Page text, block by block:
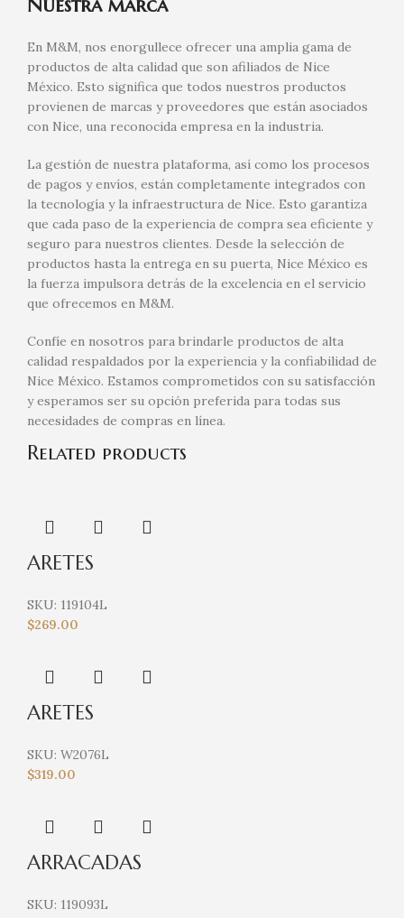
En M&M, nos enorgullece ofrecer una amplia gama de
productos de alta calidad que son afiliados de Nice
México. Esto significa que todos nuestros productos
provienen de marcas y proveedores que están asociados
con Nice, una reconocida empresa en la industria.
La gestión de nuestra plataforma, así como los procesos
de pagos y envíos, están completamente integrados con
la tecnología y la infraestructura de Nice. Esto garantiza
que cada paso de la experiencia de compra sea eficiente y
seguro para nuestros clientes. Desde la selección de
productos hasta la entrega en su puerta, Nice México es
la fuerza impulsora detrás de la excelencia en el servicio
que ofrecemos en M&M.
Confíe en nosotros para brindarle productos de alta
calidad respaldados por la experiencia y la confiabilidad de
Nice México. Estamos comprometidos con su satisfacción
y esperamos ser su opción preferida para todas sus
necesidades de compras en línea.
Related products
ARETES
SKU: 119104L
$269.00
ARETES
SKU: W2076L
$319.00
ARRACADAS
SKU: 119093L